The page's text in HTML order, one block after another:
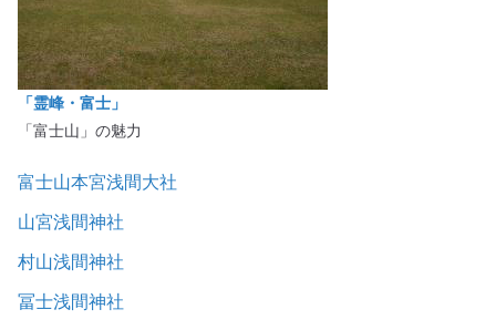
「霊峰・富士」
「富士山」の魅力
富士山本宮浅間大社
山宮浅間神社
村山浅間神社
冨士浅間神社